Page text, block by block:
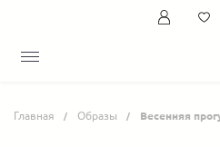
Главная Образы Весенняя